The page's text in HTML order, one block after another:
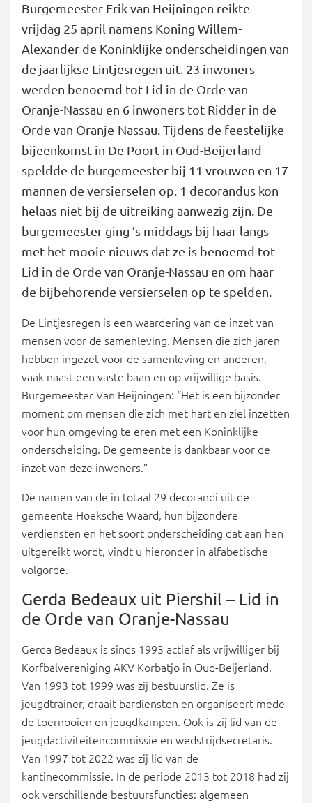
Burgemeester Erik van Heijningen reikte
vrijdag 25 april namens Koning Willem-
Alexander de Koninklijke onderscheidingen van
de jaarlijkse Lintjesregen uit. 23 inwoners
werden benoemd tot Lid in de Orde van
Oranje-Nassau en 6 inwoners tot Ridder in de
Orde van Oranje-Nassau. Tijdens de feestelijke
bijeenkomst in De Poort in Oud-Beijerland
speldde de burgemeester bij 11 vrouwen en 17
mannen de versierselen op. 1 decorandus kon
helaas niet bij de uitreiking aanwezig zijn. De
burgemeester ging ’s middags bij haar langs
met het mooie nieuws dat ze is benoemd tot
Lid in de Orde van Oranje-Nassau en om haar
de bijbehorende versierselen op te spelden.
De Lintjesregen is een waardering van de inzet van
mensen voor de samenleving. Mensen die zich jaren
hebben ingezet voor de samenleving en anderen,
vaak naast een vaste baan en op vrijwillige basis.
Burgemeester Van Heijningen: “Het is een bijzonder
moment om mensen die zich met hart en ziel inzetten
voor hun omgeving te eren met een Koninklijke
onderscheiding. De gemeente is dankbaar voor de
inzet van deze inwoners.”
De namen van de in totaal 29 decorandi uit de
gemeente Hoeksche Waard, hun bijzondere
verdiensten en het soort onderscheiding dat aan hen
uitgereikt wordt, vindt u hieronder in alfabetische
volgorde.
Gerda Bedeaux uit Piershil – Lid in
de Orde van Oranje-Nassau
Gerda Bedeaux is sinds 1993 actief als vrijwilliger bij
Korfbalvereniging AKV Korbatjo in Oud-Beijerland.
Van 1993 tot 1999 was zij bestuurslid. Ze is
jeugdtrainer, draait bardiensten en organiseert mede
de toernooien en jeugdkampen. Ook is zij lid van de
jeugdactiviteitencommissie en wedstrijdsecretaris.
Van 1997 tot 2022 was zij lid van de
kantinecommissie. In de periode 2013 tot 2018 had zij
ook verschillende bestuursfuncties: algemeen